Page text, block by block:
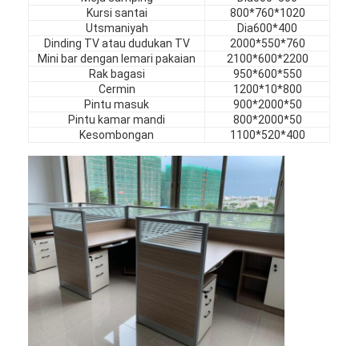
Perabot Hotel
Perabotan villa
Perabot Apartemen
Furnitur Klub Komersial
Furnitur kantor
Perlengkapan Furnitur
Furnitur berlapis
Kursi santai
800*760*1020
Utsmaniyah
Dia600*400
Dinding TV atau dudukan TV
2000*550*760
Mini bar dengan lemari pakaian
2100*600*2200
Rak bagasi
950*600*550
Cermin
1200*10*800
Pintu masuk
900*2000*50
Pintu kamar mandi
800*2000*50
Kesombongan
1100*520*400